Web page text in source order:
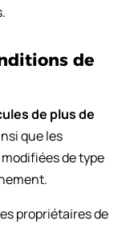
de
de plus de
que les
de type
propriétaires de